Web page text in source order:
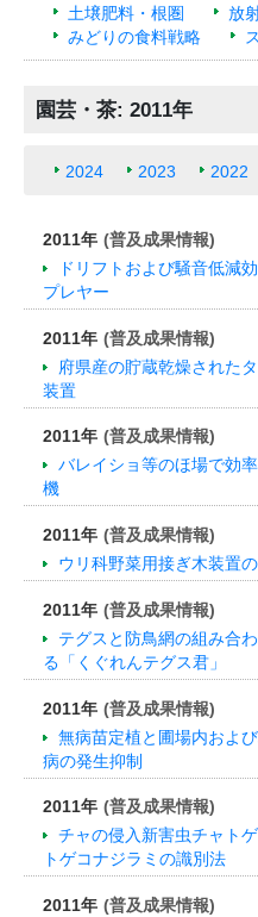
土壌肥料・根圏
放
みどりの食料戦略
園芸・茶: 2011年
2024 2023 2022
2011年 (普及成果情報)
ドリフトおよび騒音低減
プレヤー
2011年 (普及成果情報)
府県産の貯蔵乾燥された
装置
2011年 (普及成果情報)
バレイショ等のほ場で効
機
2011年 (普及成果情報)
ウリ科野菜用接ぎ木装置
2011年 (普及成果情報)
テグスと防鳥網の組み合
る「くぐれんテグス君」
2011年 (普及成果情報)
無病苗定植と圃場内およ
病の発生抑制
2011年 (普及成果情報)
チャの侵入新害虫チャト
トゲコナジラミの識別法
2011年 (普及成果情報)